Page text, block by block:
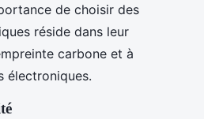
de choisir des
réside dans leur
carbone et à
électroniques.